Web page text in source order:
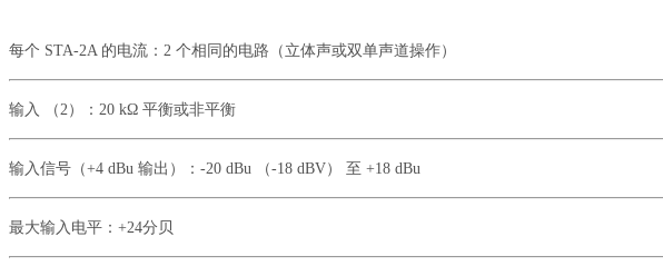
每个 STA-2A 的电流： 2 个相同的电路（立体声或双单声道操作）
输入 （ 2）： 20 kΩ 平衡或非平衡
输入信号（+4 dBu 输出）： -20 dBu （-18 dBV） 至 +18 dBu
最大输入电平： +24分贝